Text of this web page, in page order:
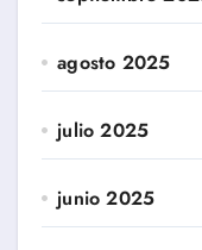
agosto 2025
julio 2025
junio 2025